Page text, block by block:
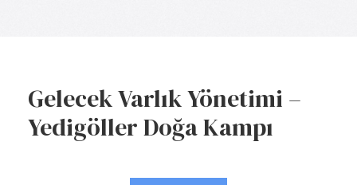
Gelecek Varlık Yönetimi –
Yedigöller Doğa Kampı